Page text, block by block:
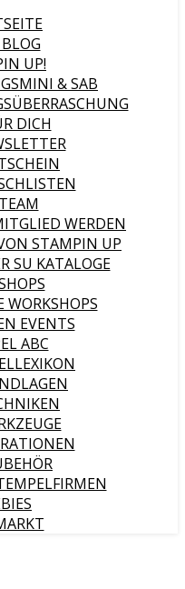
UP!
& SAB
DICH
TEAM
WERDEN
STAMPIN UP
SU KATALOGE
WORKSHOPS
EVENTS
ABC